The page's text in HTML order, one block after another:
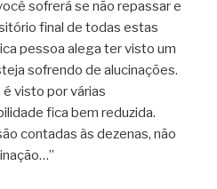
sofrerá se não repassar e
final de todas estas
pessoa alega ter visto um
sofrendo de alucinações.
visto por várias
fica bem reduzida.
contadas às dezenas, não